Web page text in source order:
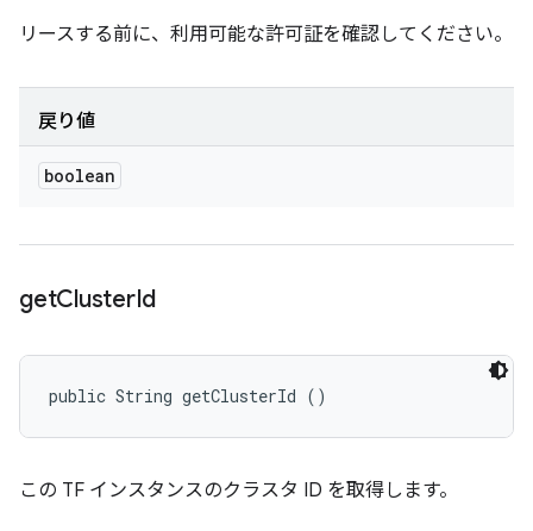
リースする前に、利用可能な許可証を確認してください。
戻り値
boolean
getClusterId
public String getClusterId ()
この TF インスタンスのクラスタ ID を取得します。